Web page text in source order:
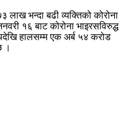
भन्दा बढी व्यक्तिको कोरोना
१६ बाट कोरोना भाइरसविरुद्ध
हालसम्म एक अर्ब ५४ करोड
।